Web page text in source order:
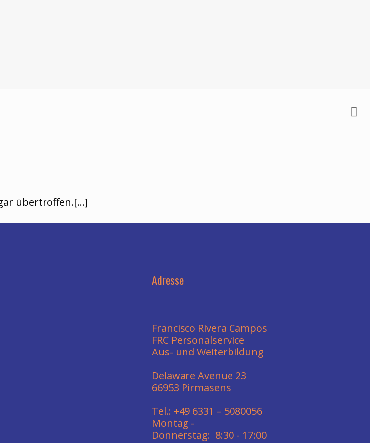
übertroffen.[…]
Adresse
Francisco Rivera Campos
FRC Personalservice
Aus- und Weiterbildung
Delaware Avenue 23
66953 Pirmasens
Tel.: +49 6331 – 5080056
Montag -
Donnerstag: 8:30 - 17:00